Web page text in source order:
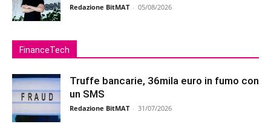
Redazione BitMAT - 05/08/2026
FinanceTech
Truffe bancarie, 36mila euro in fumo con
un SMS
Redazione BitMAT - 31/07/2026